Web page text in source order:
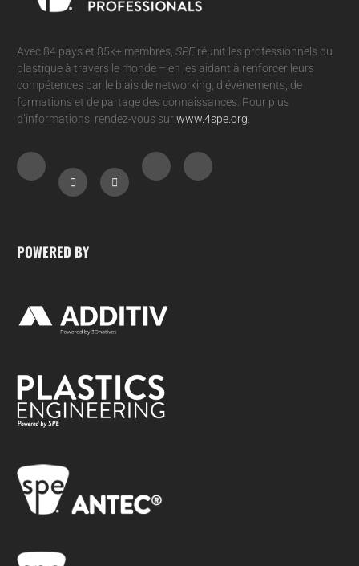
Avec 84 pays et 85k+ membres, SPEréunit les professionnels du
plastique à travers le monde – en les aidant à renforcer leurs
compétences par le biais de networking, d’événements, de
formations et de partage des connaissances. Pour plus
d’informations, rendez-vous surwww.4spe.org.
POWERED BY